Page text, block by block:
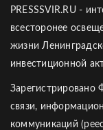
PRESSSVIR.RU -
всесторонее
жизни
инвестиционной
Зарегистрировано
связи,
коммуникаций